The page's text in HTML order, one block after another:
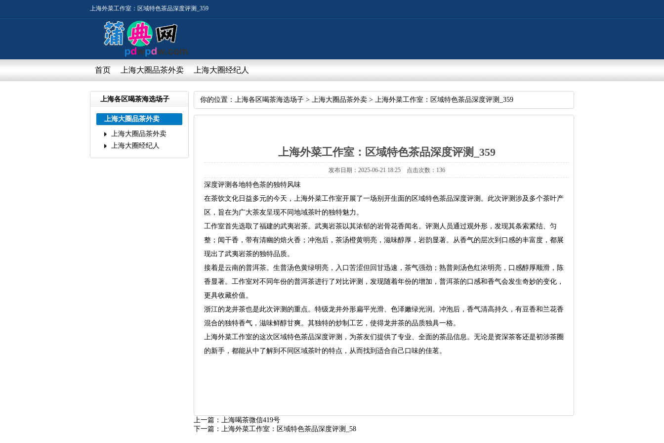
上海外菜工作室：区域特色茶品深度评测_359
首页 上海大圈品茶外卖 上海大圈经纪人
上海各区喝茶海选场子
上海大圈品茶外卖
上海大圈品茶外卖
上海大圈经纪人
你的位置： 上海各区喝茶海选场子 > 上海大圈品茶外卖 >上海外菜工作室：区域特色茶品深度评测_359
上海外菜工作室：区域特色茶品深度评测_359
发布日期：2025-06-2118:25点击次数：136
深度评测各地特色茶的独特风味
在茶饮文化日益多元的今天，上海外菜工作室开展了一场别开生面的区域特色茶品深度评测。此次评测涉及多个茶叶产
区，旨在为广大茶友呈现不同地域茶叶的独特魅力。
工作室首先选取了福建的武夷岩茶。武夷岩茶以其浓郁的岩骨花香闻名。评测人员通过观外形，发现其条索紧结、匀
整；闻干香，带有清幽的焙火香；冲泡后，茶汤橙黄明亮，滋味醇厚，岩韵显著。从香气的层次到口感的丰富度，都展
现出了武夷岩茶的独特品质。
接着是云南的普洱茶。生普汤色黄绿明亮，入口苦涩但回甘迅速，茶气强劲；熟普则汤色红浓明亮，口感醇厚顺滑，陈
香显著。工作室对不同年份的普洱茶进行了对比评测，发现随着年份的增加，普洱茶的口感和香气会发生奇妙的变化，
更具收藏价值。
浙江的龙井茶也是此次评测的重点。特级龙井外形扁平光滑、色泽嫩绿光润。冲泡后，香气清高持久，有豆香和兰花香
混合的独特香气，滋味鲜醇甘爽。其独特的炒制工艺，使得龙井茶的品质独具一格。
上海外菜工作室的这次区域特色茶品深度评测，为茶友们提供了专业、全面的茶品信息。无论是资深茶客还是初涉茶圈
的新手，都能从中了解到不同区域茶叶的特点，从而找到适合自己口味的佳茗。
上一篇： 上海喝茶微信419号
下一篇： 上海外菜工作室：区域特色茶品深度评测_58